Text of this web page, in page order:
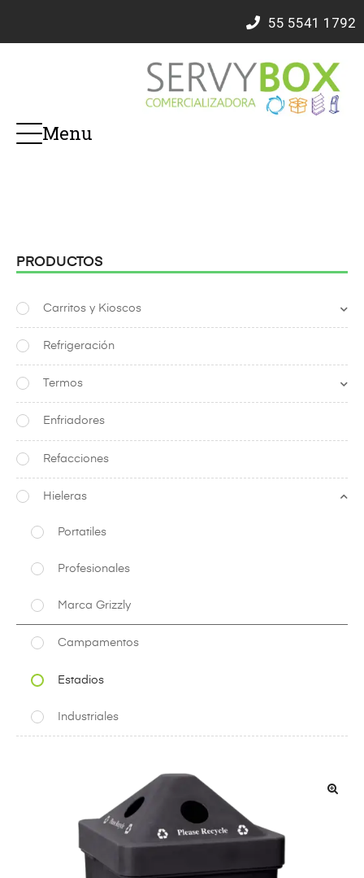
55 5541 1792
Menu
PRODUCTOS
Carritos y Kioscos
Refrigeración
Termos
Enfriadores
Refacciones
Hieleras
Portatiles
Profesionales
Marca Grizzly
Campamentos
Estadios
Industriales